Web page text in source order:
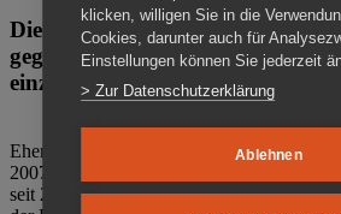
Die Gedenkstätte Zuchthaus
gegen das Vergessen.
einzigartig.
Ehemalige politische Häftlinge der DDR
2007 den Verein Menschenrechtszentrum
seit 2011 Eigentümer des ehemaligen
klicken, willigen Sie in die
Cookies, darunter auch für
Einstellungen können Sie jederzeit
> Zur Datenschutzerklärung
Ablehnen